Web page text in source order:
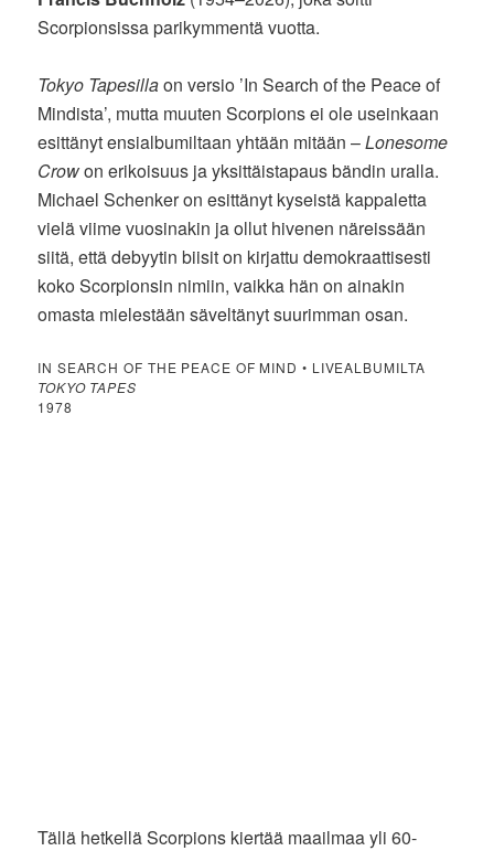
Scorpionsissa parikymmentä vuotta.
Tokyo Tapesillaon versio ’In Search of the Peace of
Mindista’, mutta muuten Scorpions ei ole useinkaan
esittänyt ensialbumiltaan yhtään mitään –Lonesome
Crowon erikoisuus ja yksittäistapaus bändin uralla.
Michael Schenker on esittänyt kyseistä kappaletta
vielä viime vuosinakin ja ollut hivenen näreissään
siitä, että debyytin biisit on kirjattu demokraattisesti
koko Scorpionsin nimiin, vaikka hän on ainakin
omasta mielestään säveltänyt suurimman osan.
IN SEARCH OF THE PEACE OF MIND • LIVEALBUMILTA
TOKYO TAPES
1978
Tällä hetkellä Scorpions kiertää maailmaa yli 60-